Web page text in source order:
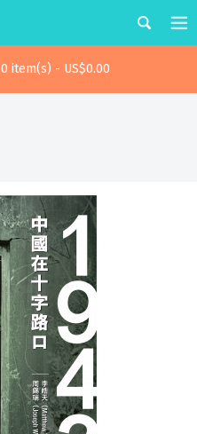
0 item(s) - US$0.00